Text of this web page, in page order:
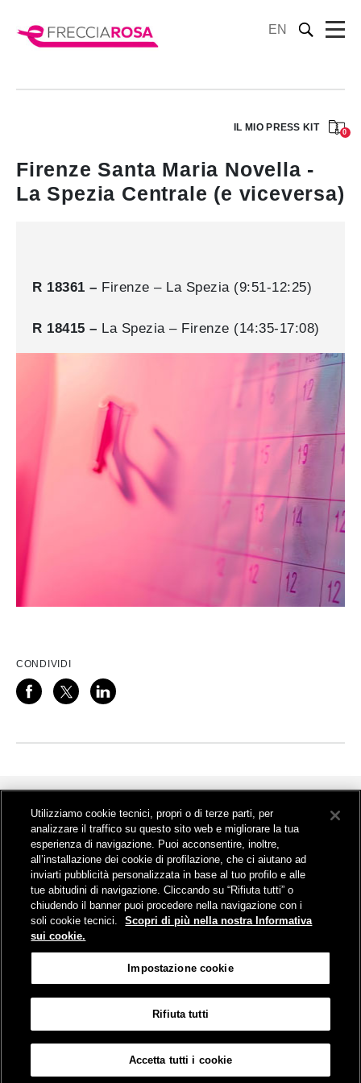
EN
IL MIO PRESS KIT 0
Firenze Santa Maria Novella -
La Spezia Centrale (e viceversa)
R 18361 – Firenze – La Spezia (9:51-12:25)
R 18415 – La Spezia – Firenze (14:35-17:08)
CONDIVIDI
Il progetto
Contatti
Visite gratuite
Media
Utilizziamo cookie tecnici, propri o di terze parti, per
analizzare il traffico su questo sito web e migliorare la tua
esperienza di navigazione. Puoi acconsentire, inoltre,
all’installazione dei cookie di profilazione, che ci aiutano ad
inviarti pubblicità personalizzata in base al tuo profilo e alle
tue abitudini di navigazione. Cliccando su “Rifiuta tutti” o
chiudendo il banner puoi procedere nella navigazione con i
soli cookie tecnici.
Scopri di più nella nostra Informativa
sui cookie.
Impostazione cookie
Rifiuta tutti
Accetta tutti i cookie